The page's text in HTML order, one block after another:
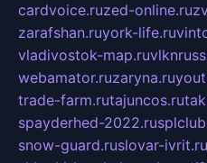
cardvoice.ruzed-online.ru
zarafshan.ruyork-life.ru
vladivostok-map.ru
webamator.ruzaryna.ru
trade-farm.rutajuncos.ru
spayderhed-2022.ru
snow-guard.ruslovar-ivrit.ru